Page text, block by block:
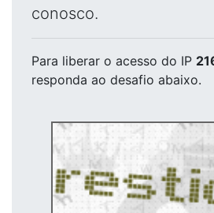
conosco.
Para liberar o acesso do IP
responda ao desafio abaixo.